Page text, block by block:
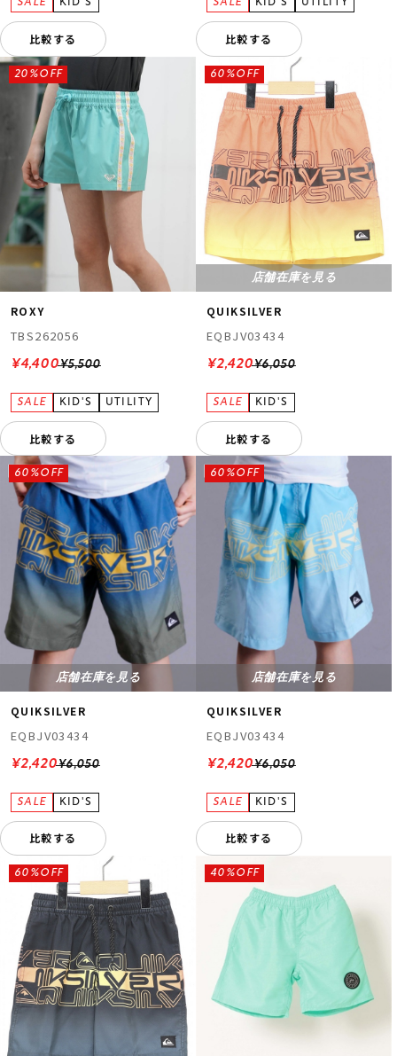
比較する 比較する
ROXY
TBS262056
¥5,500
20%OFF
¥4,400
比較する
店舗在庫を見る
QUIKSILVER
EQBJV03434
¥6,050
60%OFF
¥2,420
比較する
店舗在庫を見る
QUIKSILVER
EQBJV03434
¥6,050
60%OFF
¥2,420
比較する
店舗在庫を見る
QUIKSILVER
EQBJV03434
¥6,050
60%OFF
¥2,420
比較する
60%OFF 40%OFF